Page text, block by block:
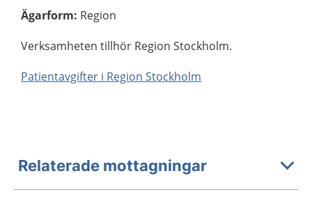
Ägarform: Region
Verksamheten tillhör Region Stockholm.
Patientavgifter i Region Stockholm
Relaterade mottagningar